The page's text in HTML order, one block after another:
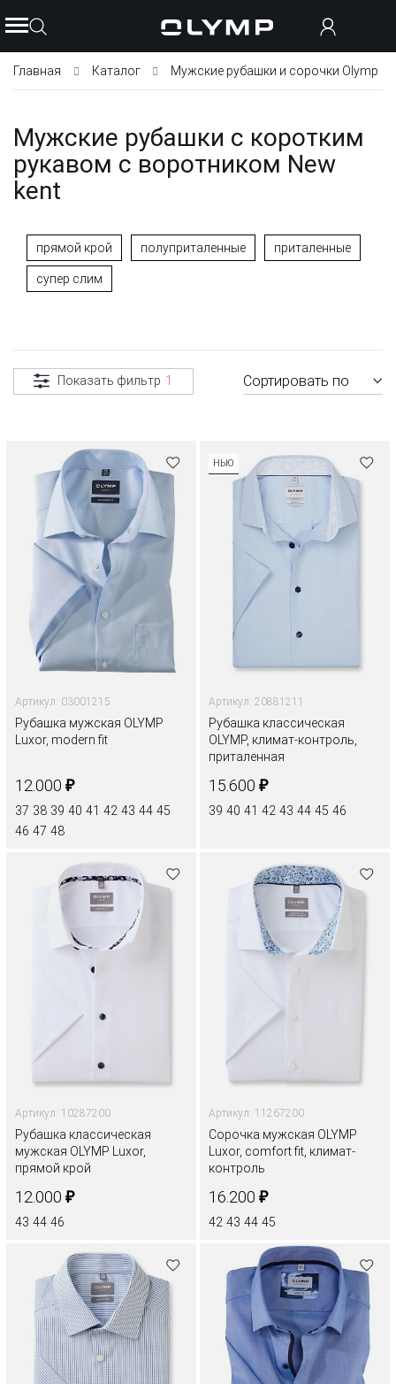
Главная Каталог Мужские рубашки и сорочки Olymp
Мужские рубашки с коротким
рукавом с воротником New
kent
прямой крой полуприталенные приталенные
супер слим
Показать фильтр 1 Сортировать по
Артикул: 03001215
Рубашка мужская OLYMP
Luxor, modern fit
12.000 ₽
37 38 39 40 41 42 43 44 45
46 47 48
НЬЮ
Артикул: 20881211
Рубашка классическая
OLYMP, климат-контроль,
приталенная
15.600 ₽
39 40 41 42 43 44 45 46
Артикул: 10287200
Рубашка классическая
мужская OLYMP Luxor,
прямой крой
12.000 ₽
43 44 46
Артикул: 11267200
Сорочка мужская OLYMP
Luxor, comfort fit, климат-
контроль
16.200 ₽
42 43 44 45